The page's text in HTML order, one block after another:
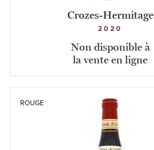
Crozes-Hermitage
2020
Non disponible à
la vente en ligne
ROUGE